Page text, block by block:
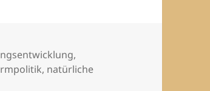
,
, natürliche